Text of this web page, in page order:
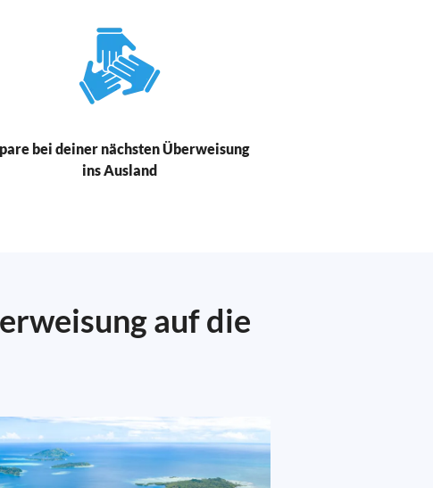
bei deiner nächsten Überweisung
ins Ausland
auf die